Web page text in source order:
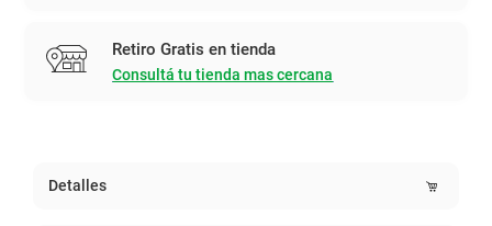
Retiro Gratis en tienda
Consultá tu tienda mas cercana
Detalles